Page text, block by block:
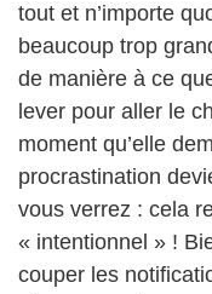
tout et n’importe
beaucoup trop
de manière à ce
lever pour aller le
moment qu’elle
procrastination
vous verrez : cela
« intentionnel » !
couper les